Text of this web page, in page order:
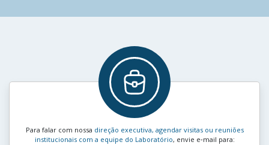
Para falar com nossa direção executiva, agendar visitas ou reuniões
institucionais com a equipe do Laboratório, envie e‑mail para: